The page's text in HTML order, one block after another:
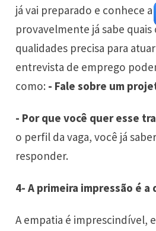
já vai preparado e conhece a
provavelmente já sabe
qualidades precisa para
entrevista de emprego
como: - Fale sobre um
- Por que você quer esse
o perfil da vaga, você já
responder.
4- A primeira impressão é a
A empatia é imprescindível,